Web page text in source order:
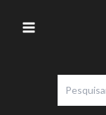
Menu